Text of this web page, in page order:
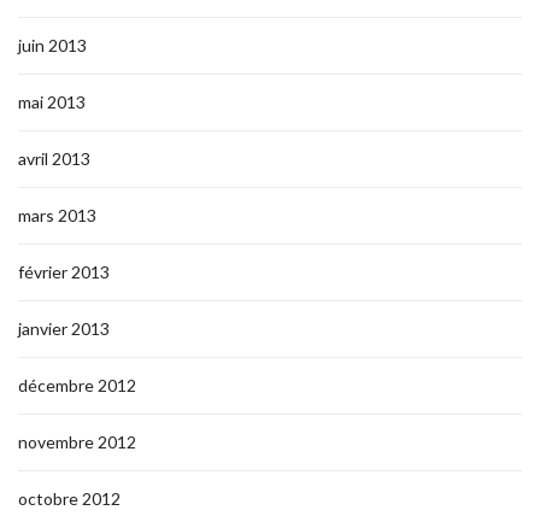
juin 2013
mai 2013
avril 2013
mars 2013
février 2013
janvier 2013
décembre 2012
novembre 2012
octobre 2012